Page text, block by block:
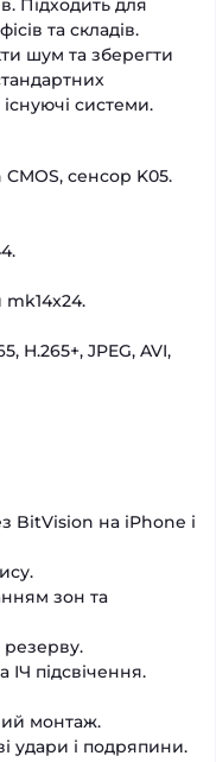
Підходить для
та складів.
шум та зберегти
системи.
сенсор K05.
mk14x24.
H.265+, JPEG, AVI,
BitVision на iPhone і
зон та
резерву.
підсвічення.
монтаж.
удари і подряпини.